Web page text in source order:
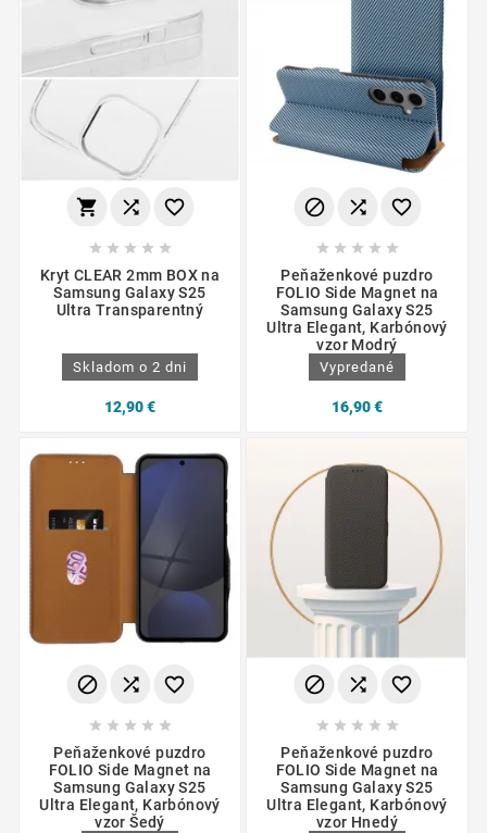
  
    
Kryt CLEAR 2mm BOX na
Samsung Galaxy S25
Ultra Transparentný
Skladom o 2 dni
12,90 €
  
    
Peňaženkové puzdro
FOLIO Side Magnet na
Samsung Galaxy S25
Ultra Elegant, Karbónový
vzor Modrý
Vypredané
16,90 €
  
    
Peňaženkové puzdro
FOLIO Side Magnet na
Samsung Galaxy S25
Ultra Elegant, Karbónový
vzor Šedý
  
    
Peňaženkové puzdro
FOLIO Side Magnet na
Samsung Galaxy S25
Ultra Elegant, Karbónový
vzor Hnedý